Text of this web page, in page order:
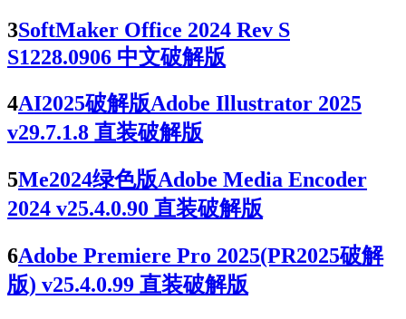
3SoftMaker Office 2024 Rev S
S1228.0906 中文破解版
4AI2025破解版Adobe Illustrator 2025
v29.7.1.8 直装破解版
5Me2024绿色版Adobe Media Encoder
2024 v25.4.0.90 直装破解版
6Adobe Premiere Pro 2025(PR2025破解
版) v25.4.0.99 直装破解版